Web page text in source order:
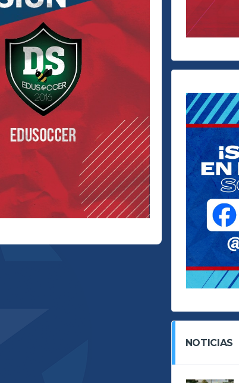
NOTICIAS